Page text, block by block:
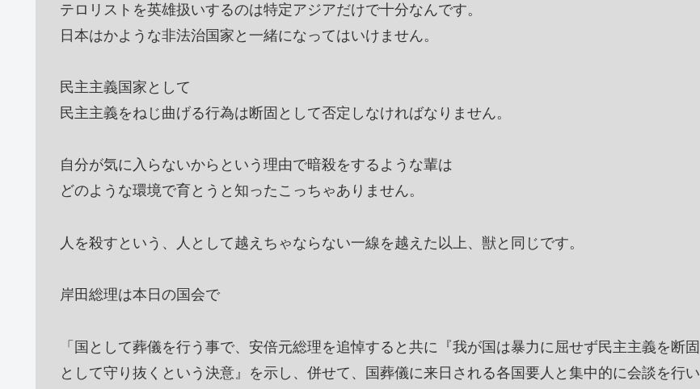
テロリストを英雄扱いするのは特定アジアだけで十分なんです。
日本はかような非法治国家と一緒になってはいけません。
民主主義国家として
民主主義をねじ曲げる行為は断固として否定しなければなりません。
自分が気に入らないからという理由で暗殺をするような輩は
どのような環境で育とうと知ったこっちゃありません。
人を殺すという、人として越えちゃならない一線を越えた以上、獣と同じです。
岸田総理は本日の国会で
「国として葬儀を行う事で、安倍元総理を追悼すると共に『我が国は暴力に屈せず民主主義を断固
として守り抜くという決意』を示し、併せて、国葬儀に来日される各国要人と集中的に会談を行い